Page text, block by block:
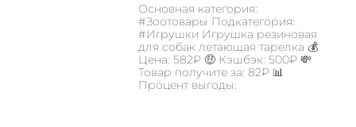
Основная категория:
#Зоотовары Подкатегория:
#Игрушки Игрушка резиновая
для собак летающая тарелка 💰
Цена: 582₽ 🤑 Кэшбэк: 500₽ 💸
Товар получите за: 82₽ 📊
Процент выгоды: